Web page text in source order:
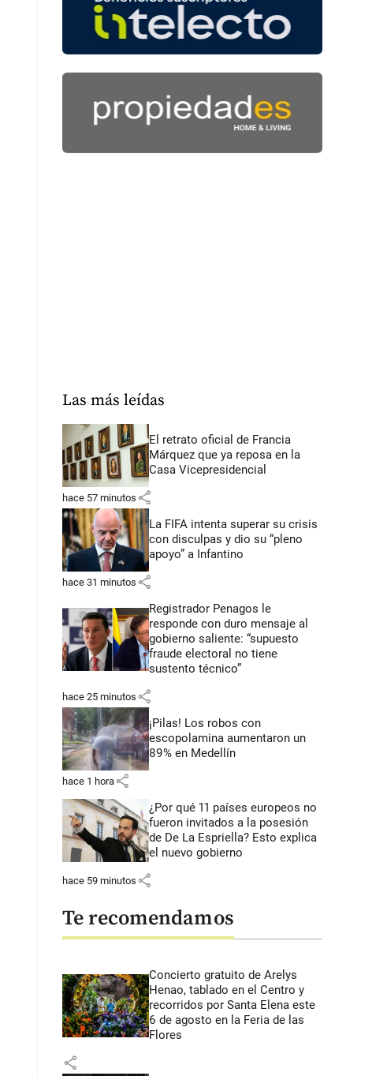
Las más leídas
El retrato oficial de Francia
Márquez que ya reposa en la
Casa Vicepresidencial
hace 57 minutos share
La FIFA intenta superar su crisis
con disculpas y dio su “pleno
apoyo” a Infantino
hace 31 minutos share
Registrador Penagos le
responde con duro mensaje al
gobierno saliente: “supuesto
fraude electoral no tiene
sustento técnico”
hace 25 minutos share
¡Pilas! Los robos con
escopolamina aumentaron un
89% en Medellín
hace 1 hora share
¿Por qué 11 países europeos no
fueron invitados a la posesión
de De La Espriella? Esto explica
el nuevo gobierno
hace 59 minutos share
Te recomendamos
Concierto gratuito de Arelys
Henao, tablado en el Centro y
recorridos por Santa Elena este
6 de agosto en la Feria de las
Flores
share